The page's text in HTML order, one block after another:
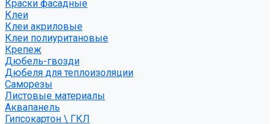
Краски фасадные
Клеи
Клеи акриловые
Клеи полиуритановые
Крепеж
Дюбель-гвозди
Дюбеля для теплоизоляции
Саморезы
Листовые материалы
Аквапанель
Гипсокартон \ ГКЛ